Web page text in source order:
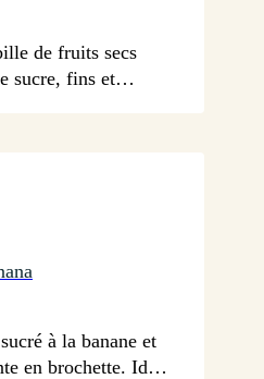
de fruits secs
sucre, fins et
à la banane et
brochette. Idéal